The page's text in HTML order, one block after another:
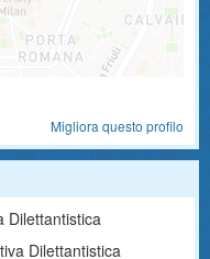
Migliora questo profilo
Dilettantistica
Dilettantistica